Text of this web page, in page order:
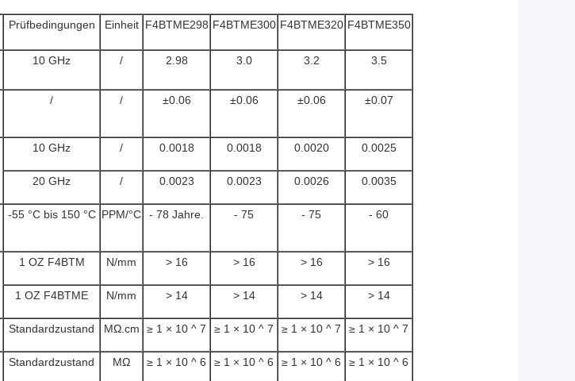
Prüfbedingungen Einheit F4BTME298 F4BTME300 F4BTME320 F4BTME350
10 GHz / 2.98 3.0 3.2 3.5
/ / ±0.06 ±0.06 ±0.06 ±0.07
10 GHz / 0.0018 0.0018 0.0020 0.0025
20 GHz / 0.0023 0.0023 0.0026 0.0035
-55 °C bis 150 °C PPM/°C - 78 Jahre. - 75 - 75 - 60
1 OZ F4BTM N/mm > 16 > 16 > 16 > 16
1 OZ F4BTME N/mm > 14 > 14 > 14 > 14
Standardzustand MΩ.cm ≥ 1 × 10 ^ 7 ≥ 1 × 10 ^ 7 ≥ 1 × 10 ^ 7 ≥ 1 × 10 ^ 7
Standardzustand MΩ ≥ 1 × 10 ^ 6 ≥ 1 × 10 ^ 6 ≥ 1 × 10 ^ 6 ≥ 1 × 10 ^ 6